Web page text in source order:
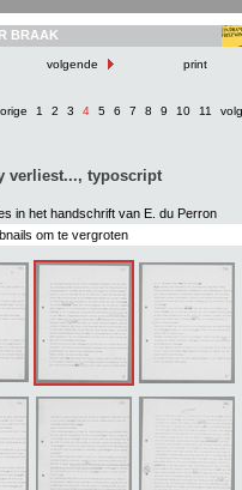
BRAAK
volgende print
1 2 3 4 5 6 7 8 9 10 11
verliest..., typoscript
in het handschrift van E. du Perron
om te vergroten